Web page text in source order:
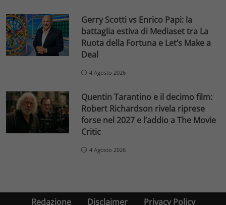
Gerry Scotti vs Enrico Papi: la
battaglia estiva di Mediaset tra La
Ruota della Fortuna e Let’s Make a
Deal
4 Agosto 2026
Quentin Tarantino e il decimo film:
Robert Richardson rivela riprese
forse nel 2027 e l’addio a The Movie
Critic
4 Agosto 2026
Redazione Disclaimer Privacy Policy